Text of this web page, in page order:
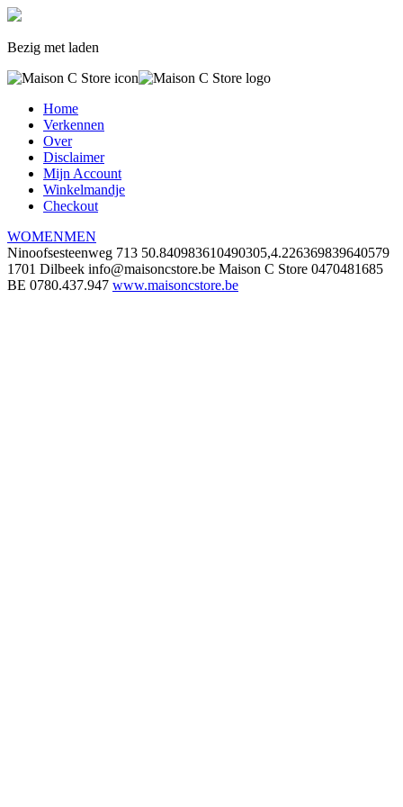
Bezig met laden
Home
Verkennen
Over
Disclaimer
Mijn Account
Winkelmandje
Checkout
WOMENMEN
Ninoofsesteenweg 713 50.840983610490305,4.226369839640579
1701 Dilbeek info@maisoncstore.be Maison C Store 0470481685
BE 0780.437.947 www.maisoncstore.be